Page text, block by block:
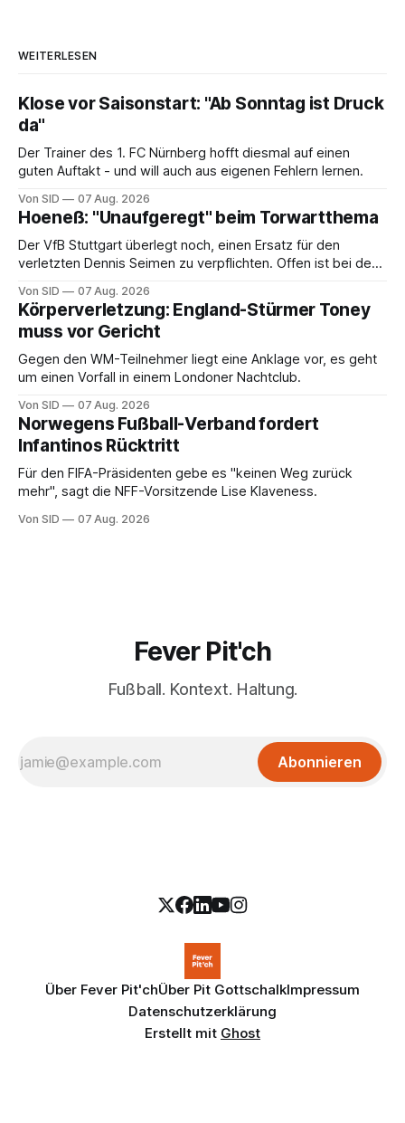
WEITERLESEN
Klose vor Saisonstart: "Ab Sonntag ist Druck
da"
Der Trainer des 1. FC Nürnberg hofft diesmal auf einen
guten Auftakt - und will auch aus eigenen Fehlern lernen.
Von SID 07 Aug. 2026
Hoeneß: "Unaufgeregt" beim Torwartthema
Der VfB Stuttgart überlegt noch, einen Ersatz für den
verletzten Dennis Seimen zu verpflichten. Offen ist bei den
Von SID 07 Aug. 2026
Körperverletzung: England-Stürmer Toney
muss vor Gericht
Gegen den WM-Teilnehmer liegt eine Anklage vor, es geht
um einen Vorfall in einem Londoner Nachtclub.
Von SID 07 Aug. 2026
Norwegens Fußball-Verband fordert
Infantinos Rücktritt
Für den FIFA-Präsidenten gebe es "keinen Weg zurück
mehr", sagt die NFF-Vorsitzende Lise Klaveness.
Von SID 07 Aug. 2026
Fever Pit'ch
Fußball. Kontext. Haltung.
Abonnieren
Über Fever Pit'chÜber Pit GottschalkImpressum
Datenschutzerklärung
Erstellt mit Ghost